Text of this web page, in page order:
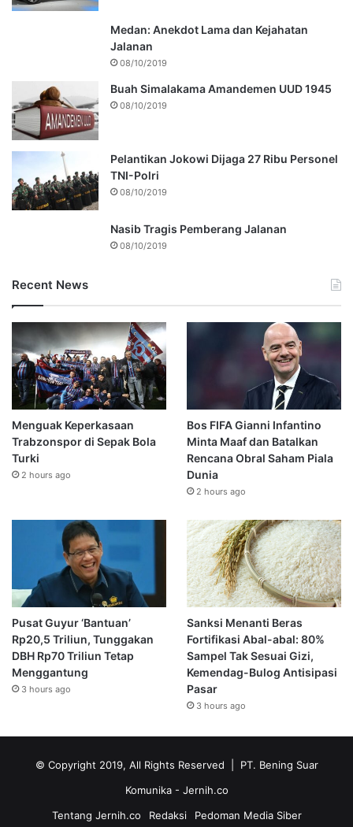
Medan: Anekdot Lama dan Kejahatan
Jalanan
08/10/2019
Buah Simalakama Amandemen UUD 1945
08/10/2019
Pelantikan Jokowi Dijaga 27 Ribu Personel
TNI-Polri
08/10/2019
Nasib Tragis Pemberang Jalanan
08/10/2019
Recent News
Menguak Keperkasaan
Trabzonspor di Sepak Bola
Turki
2 hours ago
Bos FIFA Gianni Infantino
Minta Maaf dan Batalkan
Rencana Obral Saham Piala
Dunia
2 hours ago
Pusat Guyur ‘Bantuan’
Rp20,5 Triliun, Tunggakan
DBH Rp70 Triliun Tetap
Menggantung
3 hours ago
Sanksi Menanti Beras
Fortifikasi Abal-abal: 80%
Sampel Tak Sesuai Gizi,
Kemendag-Bulog Antisipasi
Pasar
3 hours ago
© Copyright 2019, All Rights Reserved | PT. Bening Suar
Komunika - Jernih.co
Tentang Jernih.co
Redaksi Pedoman Media Siber